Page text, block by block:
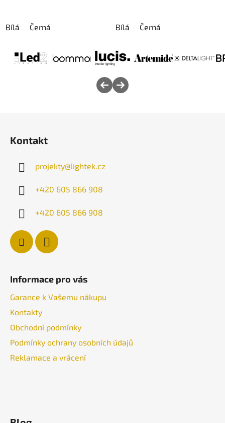
Bílá Černá Bílá Černá
Kontakt
projekty@lightek.cz
+420 605 866 908
+420 605 866 908
Informace pro vás
Garance k Vašemu nákupu
Kontakty
Obchodní podmínky
Podmínky ochrany osobních údajů
Reklamace a vrácení